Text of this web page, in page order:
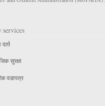
services
सुरक्षा
वडापत्र